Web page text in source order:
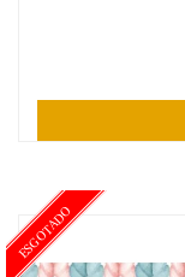
ESGOTADO